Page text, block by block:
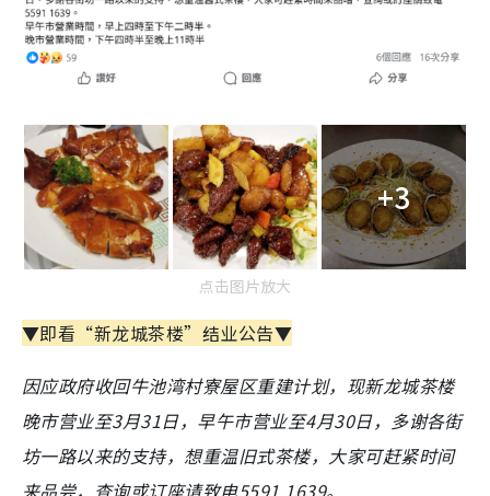
+3
点击图片放大
▼即看“新龙城茶楼”结业公告▼
因应政府收回牛池湾村寮屋区重建计划，现新龙城茶楼
晚市营业至3月31日，早午市营业至4月30日，多谢各街
坊一路以来的支持，想重温旧式茶楼，大家可赶紧时间
来品尝，查询或订座请致电5591 1639。